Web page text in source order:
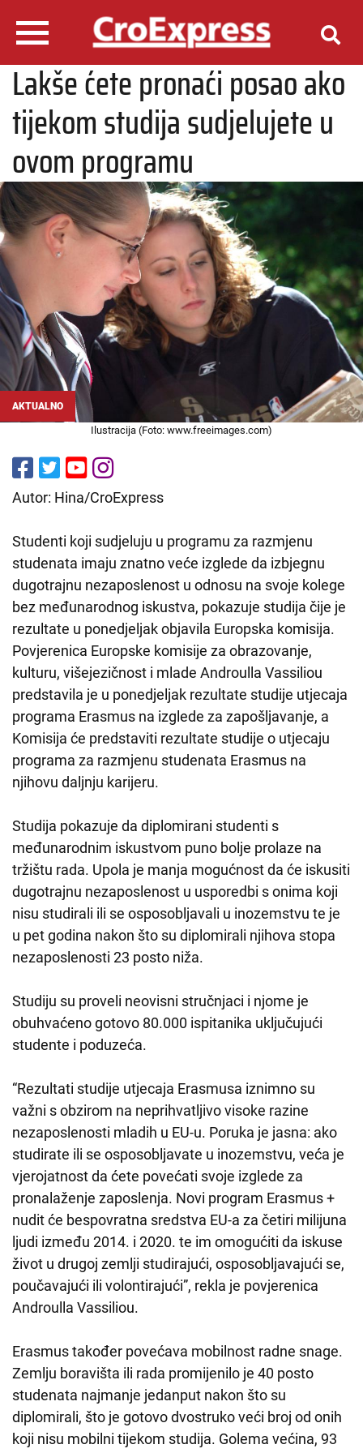
Lakše ćete pronaći posao ako
tijekom studija sudjelujete u
ovom programu
AKTUALNO
Ilustracija (Foto: www.freeimages.com)
Autor: Hina/CroExpress
Studenti koji sudjeluju u programu za razmjenu
studenata imaju znatno veće izglede da izbjegnu
dugotrajnu nezaposlenost u odnosu na svoje kolege
bez međunarodnog iskustva, pokazuje studija čije je
rezultate u ponedjeljak objavila Europska komisija.
Povjerenica Europske komisije za obrazovanje,
kulturu, višejezičnost i mlade Androulla Vassiliou
predstavila je u ponedjeljak rezultate studije utjecaja
programa Erasmus na izglede za zapošljavanje, a
Komisija će predstaviti rezultate studije o utjecaju
programa za razmjenu studenata Erasmus na
njihovu daljnju karijeru.
Studija pokazuje da diplomirani studenti s
međunarodnim iskustvom puno bolje prolaze na
tržištu rada. Upola je manja mogućnost da će iskusiti
dugotrajnu nezaposlenost u usporedbi s onima koji
nisu studirali ili se osposobljavali u inozemstvu te je
u pet godina nakon što su diplomirali njihova stopa
nezaposlenosti 23 posto niža.
Studiju su proveli neovisni stručnjaci i njome je
obuhvaćeno gotovo 80.000 ispitanika uključujući
studente i poduzeća.
“Rezultati studije utjecaja Erasmusa iznimno su
važni s obzirom na neprihvatljivo visoke razine
nezaposlenosti mladih u EU-u. Poruka je jasna: ako
studirate ili se osposobljavate u inozemstvu, veća je
vjerojatnost da ćete povećati svoje izglede za
pronalaženje zaposlenja. Novi program Erasmus +
nudit će bespovratna sredstva EU-a za četiri milijuna
ljudi između 2014. i 2020. te im omogućiti da iskuse
život u drugoj zemlji studirajući, osposobljavajući se,
poučavajući ili volontirajući”, rekla je povjerenica
Androulla Vassiliou.
Erasmus također povećava mobilnost radne snage.
Zemlju boravišta ili rada promijenilo je 40 posto
studenata najmanje jedanput nakon što su
diplomirali, što je gotovo dvostruko veći broj od onih
koji nisu mobilni tijekom studija. Golema većina, 93